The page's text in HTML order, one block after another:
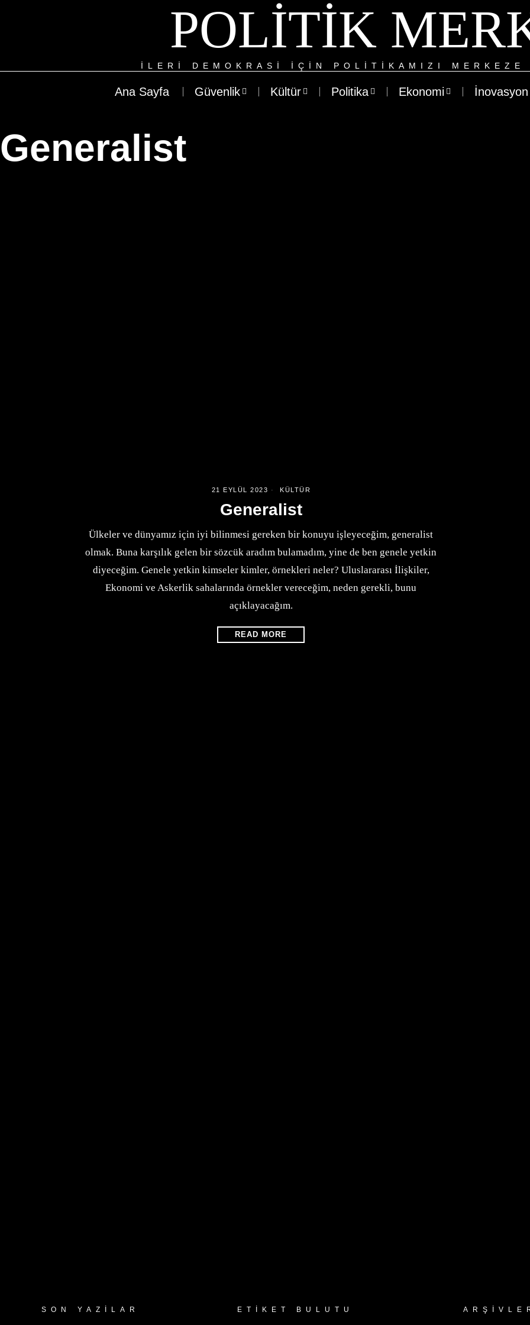
POLITIK
ILERI DEMOKRASI IÇIN POLITIKAMIZI
Ana Sayfa Güvenlik Kültür Politika Ekonomi İnovasyon
Generalist
21 EYLÜL 2023 KÜLTÜR
Generalist
Ülkeler ve dünyamız için iyi bilinmesi gereken bir konuyu işleyeceğim, generalist
olmak. Buna karşılık gelen bir sözcük aradım bulamadım, yine de ben genele yetkin
diyeceğim. Genele yetkin kimseler kimler, örnekleri neler? Uluslararası İlişkiler,
Ekonomi ve Askerlik sahalarında örnekler vereceğim, neden gerekli, bunu
açıklayacağım.
READ MORE
SON YAZILAR ETIKET BULUTU